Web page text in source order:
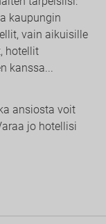
kaupungin
vain aikuisille
hotellit
kanssa...
ansiosta voit
jo hotellisi